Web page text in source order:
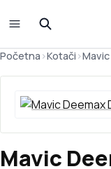
Početna >Kotači >
Mavic